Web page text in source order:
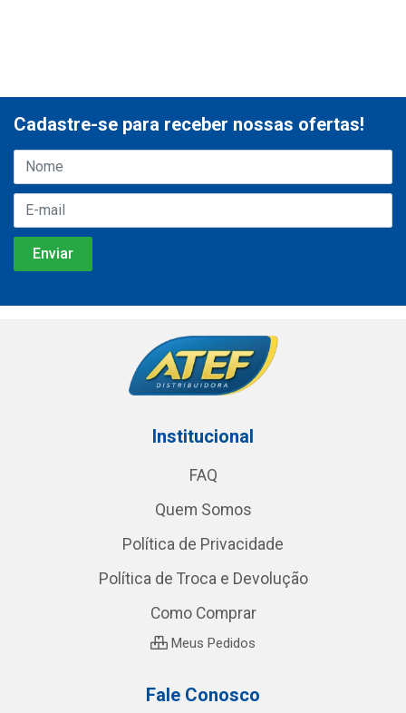
Cadastre-se para receber nossas ofertas!
Institucional
FAQ
Quem Somos
Política de Privacidade
Política de Troca e Devolução
Como Comprar
Meus Pedidos
Fale Conosco